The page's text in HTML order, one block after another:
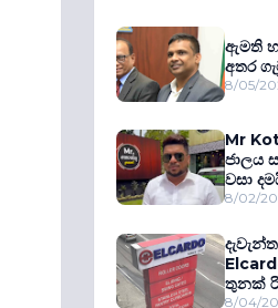
ඇමති
අතර
8/05/
Mr
ජාලය
වසා
8/02/
තුනක්
8/04/